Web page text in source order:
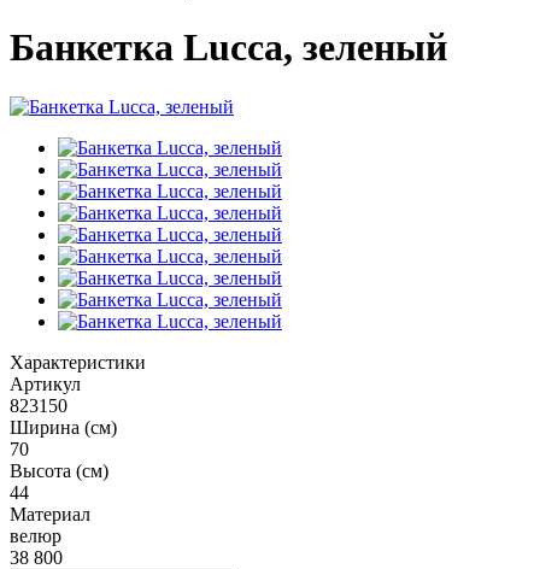
Банкетка Lucca, зеленый
Характеристики
Артикул
823150
Ширина (см)
70
Высота (см)
44
Материал
велюр
38 800